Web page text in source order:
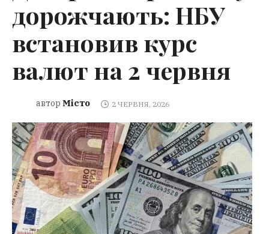
дорожчають: НБУ
встановив курс
валют на 2 червня
автор Місто 2 ЧЕРВНЯ, 2026